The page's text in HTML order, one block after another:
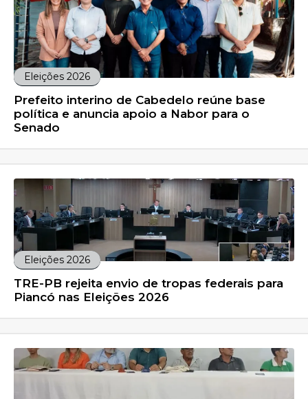
Eleições 2026
Prefeito interino de Cabedelo reúne base
política e anuncia apoio a Nabor para o
Senado
Eleições 2026
TRE-PB rejeita envio de tropas federais para
Piancó nas Eleições 2026